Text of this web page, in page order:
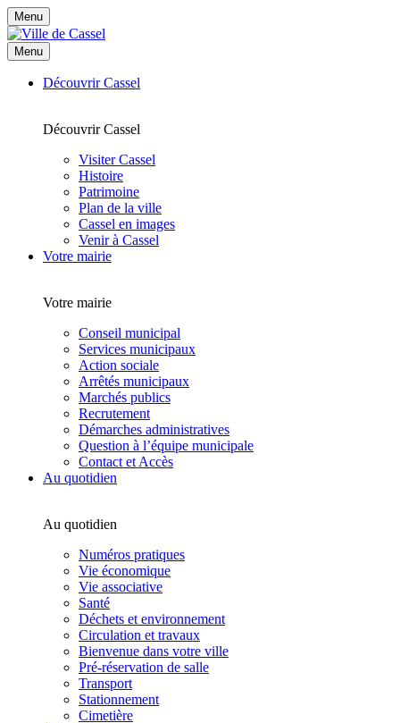
Menu
Menu
Découvrir Cassel
Découvrir Cassel
Visiter Cassel
Histoire
Patrimoine
Plan de la ville
Cassel en images
Venir à Cassel
Votre mairie
Votre mairie
Conseil municipal
Services municipaux
Action sociale
Arrêtés municipaux
Marchés publics
Recrutement
Démarches administratives
Question à l’équipe municipale
Contact et Accès
Au quotidien
Au quotidien
Numéros pratiques
Vie économique
Vie associative
Santé
Déchets et environnement
Circulation et travaux
Bienvenue dans votre ville
Pré-réservation de salle
Transport
Stationnement
Cimetière